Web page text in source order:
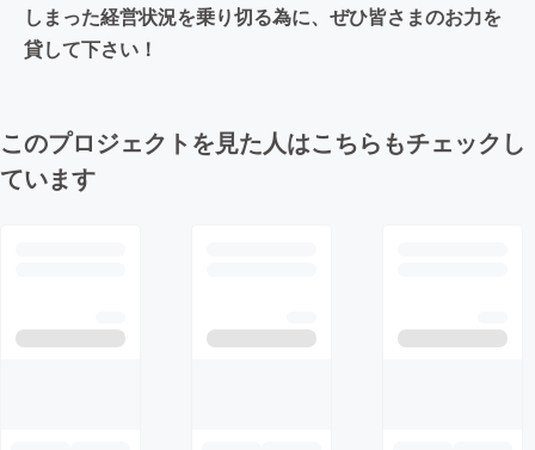
しまった経営状況を乗り切る為に、ぜひ皆さまのお力を
貸して下さい！
このプロジェクトを見た人はこちらもチェックし
ています